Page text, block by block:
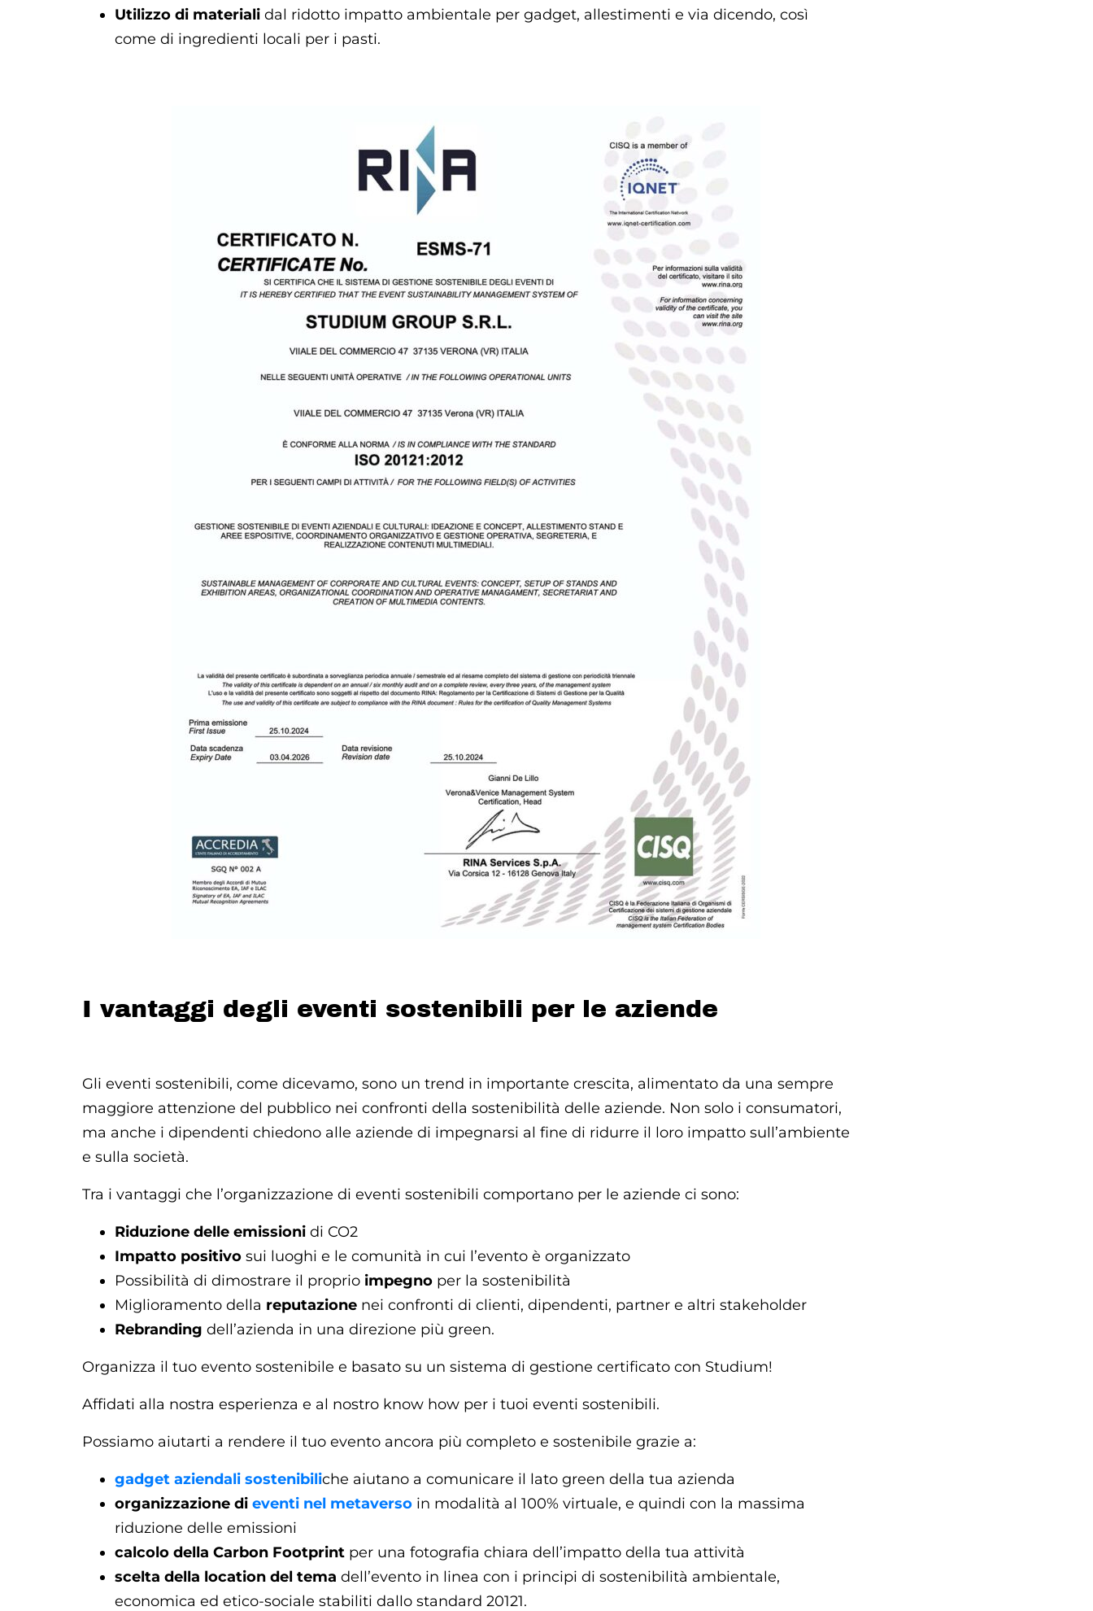
Utilizzo di materiali dal ridotto impatto ambientale per gadget, allestimenti e via dicendo, così
come di ingredienti locali per i pasti.
I vantaggi degli eventi sostenibili per le aziende
Gli eventi sostenibili, come dicevamo, sono un trend in importante crescita, alimentato da una sempre
maggiore attenzione del pubblico nei confronti della sostenibilità delle aziende. Non solo i consumatori,
ma anche i dipendenti chiedono alle aziende di impegnarsi al fine di ridurre il loro impatto sull’ambiente
e sulla società.
Tra i vantaggi che l’organizzazione di eventi sostenibili comportano per le aziende ci sono:
Riduzione delle emissioni di CO2
Impatto positivosui luoghi e le comunità in cui l’evento è organizzato
Possibilità di dimostrare il proprio impegnoper la sostenibilità
Miglioramento della reputazione nei confronti di clienti, dipendenti, partner e altri stakeholder
Rebranding dell’azienda in una direzione più green.
Organizza il tuo evento sostenibile e basato su un sistema di gestione certificato con Studium!
Affidati alla nostra esperienza e al nostro know how per i tuoi eventi sostenibili.
Possiamo aiutarti a rendere il tuo evento ancora più completo e sostenibile grazie a:
gadget aziendalisostenibiliche aiutano a comunicare il lato green della tua azienda
organizzazione di eventi nel metaversoin modalità al 100% virtuale, e quindi con la massima
riduzione delle emissioni
calcolo della Carbon Footprintper una fotografia chiara dell’impatto della tua attività
scelta della location del tema dell’evento in linea con i principi di sostenibilità ambientale,
economica ed etico-sociale stabiliti dallo standard 20121.